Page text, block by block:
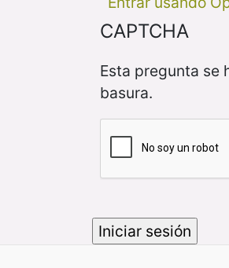
CAPTCHA
Esta pregunta se
basura.